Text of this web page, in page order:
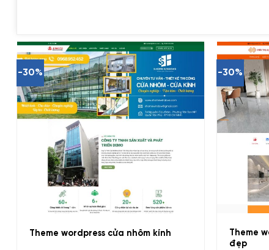
-30%
Theme wordpress cửa nhôm kính
-30%
Theme
đẹp